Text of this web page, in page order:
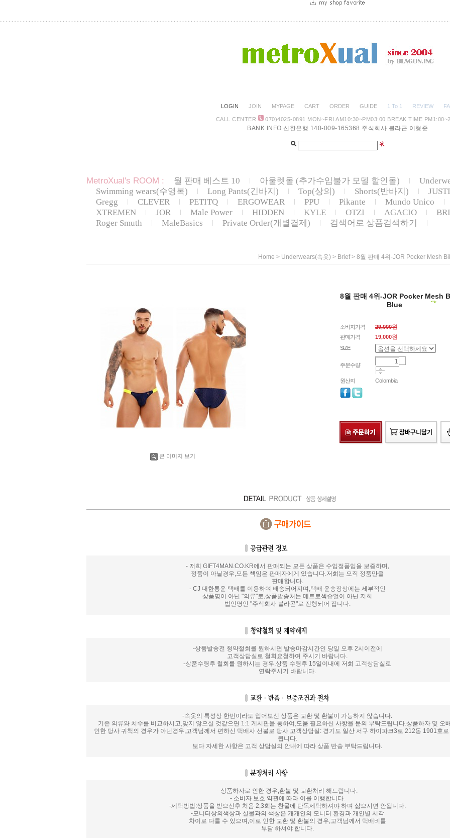
LOGIN JOIN MYPAGE CART ORDER GUIDE 1 To 1 REVIEW
CALL CENTER 070)4025-0891 MON~FRI AM10:30~PM03:00 BREAK TIME
BANK INFO 신한은행 140-009-165368 주식회사 블라곤 이형준
MetroXual's ROOM : 월 판매 베스트 10 아울렛몰 (추가수입불가 모델 할인몰)
Swimming wears(수영복)
Long Pants(긴바지) Top(상의) Shorts(반바지)
Gregg
CLEVER PETITQ ERGOWEAR PPU Pikante
Mundo Unico
XTREMEN
JOR Male Power HIDDEN KYLE OTZI AGACIO
Roger Smuth
MaleBasics Private Order(개별결제) 검색어로 상품검색하기
Home > Underwears(속옷) > Brief> 8월 판매 4위-JOR Pocker Mesh
큰 이미지 보기
8월 판매 4위-JOR Pocker Mesh
Blue
소비자가격
29,000원
판매가격
19,000원
SIZE
주문수량
원산지 Colombia
- 저희 GIFT4MAN.CO.KR에서 판매되는 모든 상품은 수입정품임을 보증하며,
정품이 아닐경우,모든 책임은 판매자에게 있습니다.저희는 오직 정품만을
판매합니다.
- CJ 대한통운 택배를 이용하여 배송되어지며,택배 운송장상에는 세부적인
상품명이 아닌 "의류"로,상품발송처는 메트로섹슈얼이 아닌 저희
법인명인 "주식회사 블라곤"로 진행되어 집니다.
-상품발송전 청약철회를 원하시면 발송마감시간인 당일 오후 2시이전에
고객상담실로 철회요청하여 주시기 바랍니다.
-상품수령후 철회를 원하시는 경우,상품 수령후 15일이내에 저희 고객상담실로
연락주시기 바랍니다.
-속옷의 특성상 한번이라도 입어보신 상품은 교환 및 환불이 가능하지 않습니다.
기존 의류와 치수를 비교하시고,맞지 않으실 것같으면 1:1 게시판을 통하여,도움 필요하신 사항을 문의 부탁드립니다.상품하자 및 오
인한 당사 귀책의 경우가 아닌경우,고객님께서 편하신 택배사 선불로 당사 고객상담실: 경기도 일산 서구 하이파크3로 212동 1901호
됩니다.
보다 자세한 사항은 고객 상담실의 안내에 따라 상품 반송 부탁드립니다.
- 상품하자로 인한 경우,환불 및 교환처리 해드립니다.
- 소비자 보호 약관에 따라 이를 이행합니다.
-세탁방법:상품을 받으신후 처음 2,3회는 찬물에 단독세탁하셔야 하며 삶으시면 안됩니다.
-모니터상의색상과 실물과의 색상은 개개인의 모니터 환경과 개인별 시각
차이로 다를 수 있으며,이로 인한 교환 및 환불의 경우,고객님께서 택배비를
부담 하셔야 합니다.